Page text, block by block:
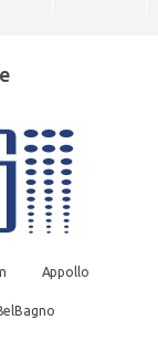
Appollo